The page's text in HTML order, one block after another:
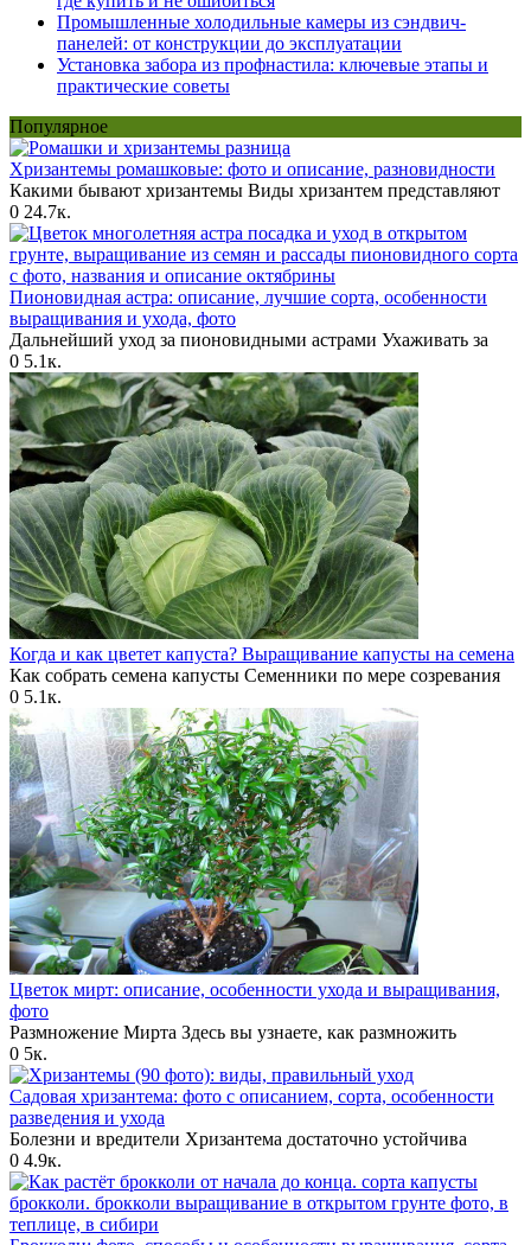
Промышленные холодильные камеры из сэндвич-
панелей: от конструкции до эксплуатации
Установка забора из профнастила: ключевые этапы и
практические советы
Популярное
Хризантемы ромашковые: фото и описание, разновидности
Какими бывают хризантемы Виды хризантем представляют
0 24.7к.
Пионовидная астра: описание, лучшие сорта, особенности
выращивания и ухода, фото
Дальнейший уход за пионовидными астрами Ухаживать за
0 5.1к.
Когда и как цветет капуста? Выращивание капусты на семена
Как собрать семена капусты Семенники по мере созревания
0 5.1к.
Цветок мирт: описание, особенности ухода и выращивания,
фото
Размножение Мирта Здесь вы узнаете, как размножить
0 5к.
Садовая хризантема: фото с описанием, сорта, особенности
разведения и ухода
Болезни и вредители Хризантема достаточно устойчива
0 4.9к.